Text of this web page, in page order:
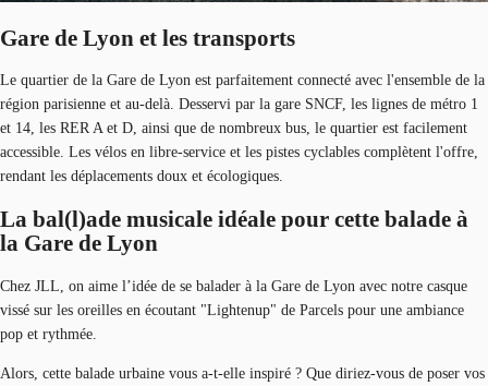
Gare de Lyon et les transports
Le quartier de la Gare de Lyon est parfaitement connecté avec l'ensemble de la
région parisienne et au-delà. Desservi par la gare SNCF, les lignes de métro 1
et 14, les RER A et D, ainsi que de nombreux bus, le quartier est facilement
accessible. Les vélos en libre-service et les pistes cyclables complètent l'offre,
rendant les déplacements doux et écologiques.
La bal(l)ade musicale idéale pour cette balade à
la Gare de Lyon
Chez JLL, on aime l’idée de se balader à la Gare de Lyon avec notre casque
vissé sur les oreilles en écoutant "Lightenup" de Parcels pour une ambiance
pop et rythmée.
Alors, cette balade urbaine vous a-t-elle inspiré ? Que diriez-vous de poser vos